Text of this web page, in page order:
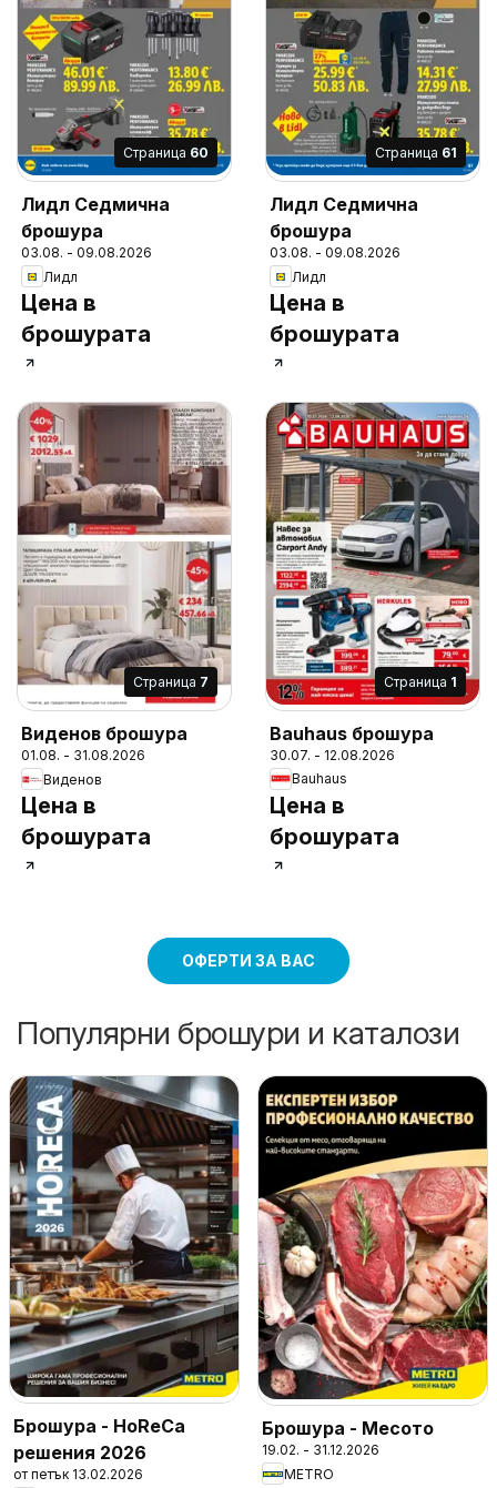
Cтраница 60
Лидл Седмична
брошура
03.08. - 09.08.2026
Лидл
Цена в
брошурата
Cтраница 61
Лидл Седмична
брошура
03.08. - 09.08.2026
Лидл
Цена в
брошурата
Cтраница 7
Виденов брошура
01.08. - 31.08.2026
Виденов
Цена в
брошурата
Cтраница 1
Bauhaus брошура
30.07. - 12.08.2026
Bauhaus
Цена в
брошурата
ОФЕРТИ ЗА ВАС
Популярни брошури и каталози
Брошура - HoReCa
решения 2026
от петък 13.02.2026
Брошура - Месото
19.02. - 31.12.2026
METRO